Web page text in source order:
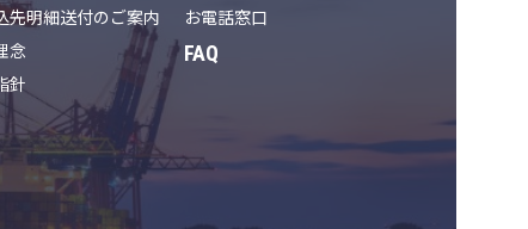
先明細送付のご案内
念
針
お電話窓口
FAQ